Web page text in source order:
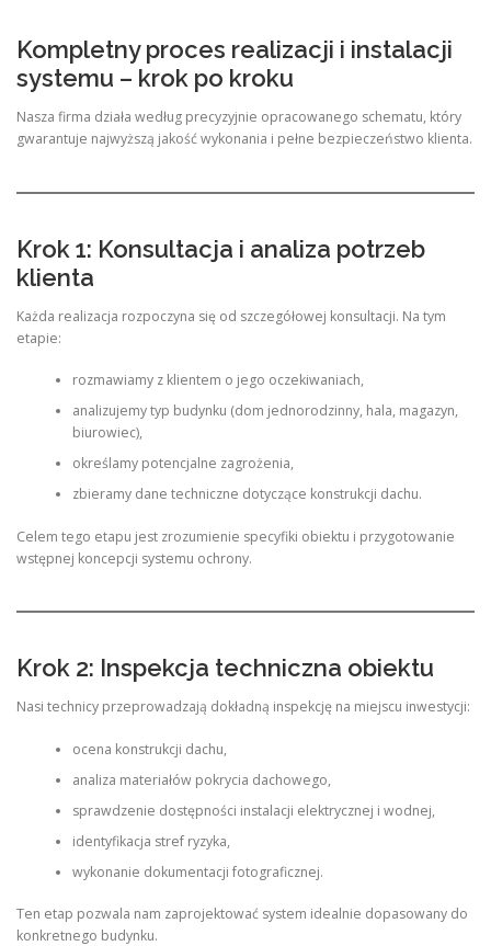
Kompletny proces realizacji i instalacji
systemu – krok po kroku
Nasza firma działa według precyzyjnie opracowanego schematu, który
gwarantuje najwyższą jakość wykonania i pełne bezpieczeństwo klienta.
Krok 1: Konsultacja i analiza potrzeb
klienta
Każda realizacja rozpoczyna się od szczegółowej konsultacji. Na tym
etapie:
rozmawiamy z klientem o jego oczekiwaniach,
analizujemy typ budynku (dom jednorodzinny, hala, magazyn,
biurowiec),
określamy potencjalne zagrożenia,
zbieramy dane techniczne dotyczące konstrukcji dachu.
Celem tego etapu jest zrozumienie specyfiki obiektu i przygotowanie
wstępnej koncepcji systemu ochrony.
Krok 2: Inspekcja techniczna obiektu
Nasi technicy przeprowadzają dokładną inspekcję na miejscu inwestycji:
ocena konstrukcji dachu,
analiza materiałów pokrycia dachowego,
sprawdzenie dostępności instalacji elektrycznej i wodnej,
identyfikacja stref ryzyka,
wykonanie dokumentacji fotograficznej.
Ten etap pozwala nam zaprojektować system idealnie dopasowany do
konkretnego budynku.